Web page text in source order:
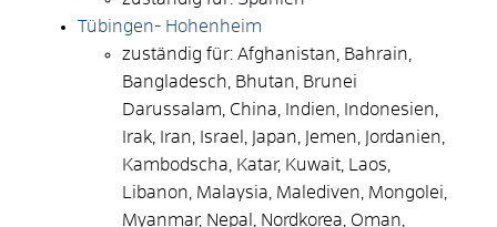
Tübingen- Hohenheim
zuständig für: Afghanistan, Bahrain,
Bangladesch, Bhutan, Brunei
Darussalam, China, Indien, Indonesien,
Irak, Iran, Israel, Japan, Jemen, Jordanien,
Kambodscha, Katar, Kuwait, Laos,
Libanon, Malaysia, Malediven, Mongolei,
Myanmar, Nepal, Nordkorea, Oman,